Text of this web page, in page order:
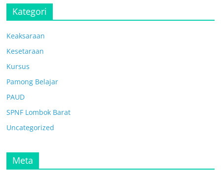
Kategori
Keaksaraan
Kesetaraan
Kursus
Pamong Belajar
PAUD
SPNF Lombok Barat
Uncategorized
Meta